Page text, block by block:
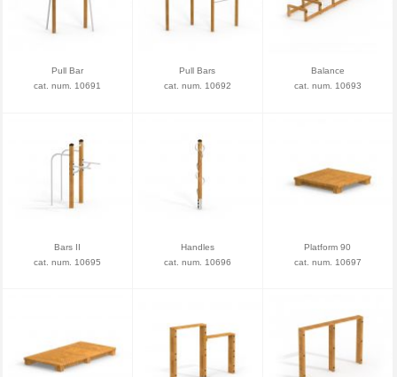
Pull Bar
cat. num. 10691
Pull Bars
cat. num. 10692
Balance
cat. num. 10693
Bars II
cat. num. 10695
Handles
cat. num. 10696
Platform 90
cat. num. 10697